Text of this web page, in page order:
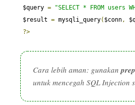
$query = "SELECT * FROM users
$result = mysqli_query( $conn,
?>
Cara lebih aman: gunakan
untuk mencegah SQL Injection